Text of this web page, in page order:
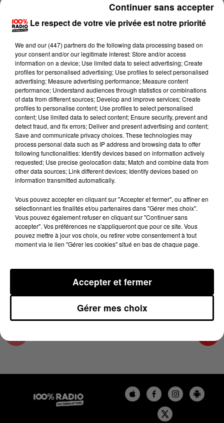
Lecture (4 min 20 sec)
100%
Les infos du Pays Catalan du 12/06/2026 à 08h29
12 juin 2026 - 4 min 20 sec
LES INFOS DU PAYS CATALAN DU 12/06/2026
À 08H29
Podcasts infos du Pays Catalan
Le respect de votre vie privée est notre priorité
We and our (447) partnersdo the following data processing based on
your consent and/or our legitimate interest: Store and/or access
information on a device; Use limited data to select advertising; Create
profiles for personalised advertising; Use profiles to select personalised
advertising; Measure advertising performance; Measure content
performance; Understand audiences through statistics or combinations
of data from different sources; Develop and improve services; Create
profiles to personalise content; Use profiles to select personalised
content; Use limited data to select content; Ensure security, prevent and
detect fraud, and fix errors; Deliver and present advertising and content;
Save and communicate privacy choices. These technologies may
process personal data such as IP address and browsing data to offer
following functionalities: Identify devices based on information actively
requested; Use precise geolocation data; Match and combine data from
other data sources; Link different devices; Identify devices based on
information transmitted automatically.
Vous pouvez accepter en cliquant sur "Accepter et fermer", ou affiner en
sélectionnant les finalités et/ou partenaires dans "Gérer mes choix".
Vous pouvez également refuser en cliquant sur "Continuer sans
accepter". Vos préférences ne s'appliqueront que pour ce site. Vous
pouvez mettre à jour vos choix, ou retirer votre consentement à tout
moment via le lien "Gérer les cookies" situé en bas de chaque page.
Gérer mes choix
Accepter et fermer
Continuer sans accepter